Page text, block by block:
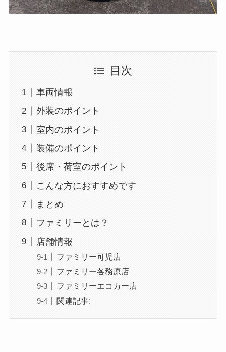
目次
車両情報
外装のポイント
室内のポイント
装備のポイント
後席・荷室のポイント
こんな方におすすめです
まとめ
ファミリーとは？
店舗情報
ファミリー可児店
ファミリー各務原店
ファミリーエコカー店
関連記事: